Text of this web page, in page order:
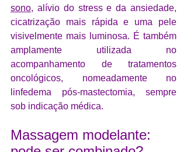
sono, alívio do stress e da ansiedade,
cicatrização mais rápida e uma pele
visivelmente mais luminosa. É também
amplamente utilizada no
acompanhamento de tratamentos
oncológicos, nomeadamente no
linfedema pós-mastectomia, sempre
sob indicação médica.
Massagem modelante: